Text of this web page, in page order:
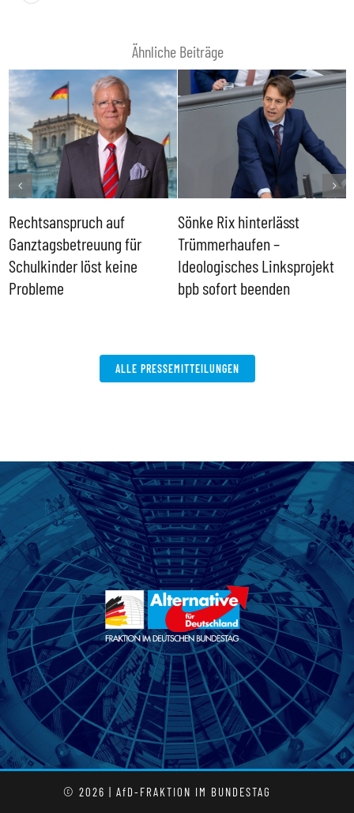
Ähnliche Beiträge
Rechtsanspruch auf
Ganztagsbetreuung für
Schulkinder löst keine
Probleme
Sönke Rix hinterlässt
Trümmerhaufen –
Ideologisches Linksprojekt
bpb sofort beenden
ALLE PRESSEMITTEILUNGEN
© 2026 | AfD-FRAKTION IM BUNDESTAG